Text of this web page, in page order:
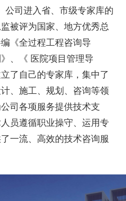
公司进入省、市级专家库的
被评为国家、地方优秀总
《全过程工程咨询导
、《 医院项目管理导
了自己的专家库，集中了
、施工、规划、咨询等领
司各项服务提供技术支
员遵循职业操守、运用专
一流、高效的技术咨询服